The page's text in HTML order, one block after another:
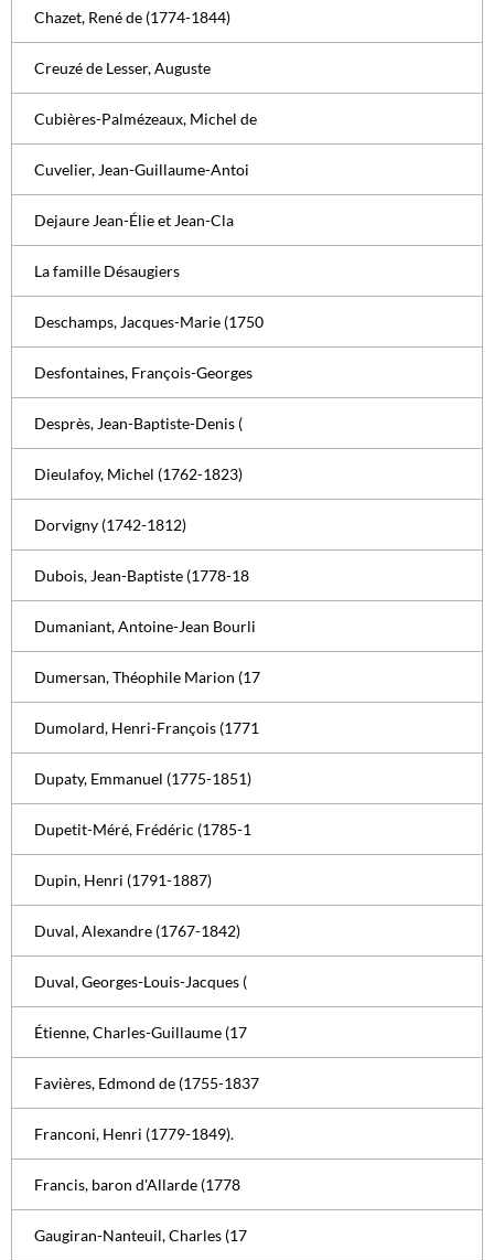
Chazet, René de (1774-1844)
Creuzé de Lesser, Auguste
Cubières-Palmézeaux, Michel de
Cuvelier, Jean-Guillaume-Antoi
Dejaure Jean-Élie et Jean-Cla
La famille Désaugiers
Deschamps, Jacques-Marie (1750
Desfontaines, François-Georges
Desprès, Jean-Baptiste-Denis (
Dieulafoy, Michel (1762-1823)
Dorvigny (1742-1812)
Dubois, Jean-Baptiste (1778-18
Dumaniant, Antoine-Jean Bourli
Dumersan, Théophile Marion (17
Dumolard, Henri-François (1771
Dupaty, Emmanuel (1775-1851)
Dupetit-Méré, Frédéric (1785-1
Dupin, Henri (1791-1887)
Duval, Alexandre (1767-1842)
Duval, Georges-Louis-Jacques (
Étienne, Charles-Guillaume (17
Favières, Edmond de (1755-1837
Franconi, Henri (1779-1849).
Francis, baron d'Allarde (1778
Gaugiran-Nanteuil, Charles (17